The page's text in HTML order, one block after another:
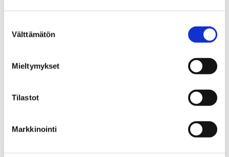
valinta
Välttämätön
Mieltymykset
Tilastot
Markkinointi
kumppanuuteen perustuvaa
8 helmikuun, 2019
Suomen 21 suurinta kaupunkia, Pori mukaan lukien,